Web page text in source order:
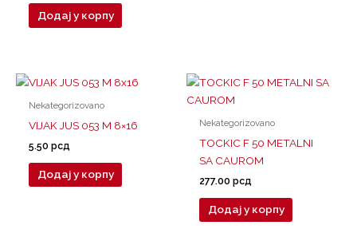
Додај у корпу
Nekategorizovano
VIJAK JUS 053 M 8×16
5.50рсд
Додај у корпу
Nekategorizovano
TOCKIC F 50 METALNI
SA CAUROM
277.00рсд
Додај у корпу